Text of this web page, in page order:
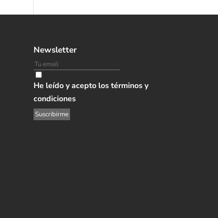
Newsletter
He leído y acepto los términos y
condiciones